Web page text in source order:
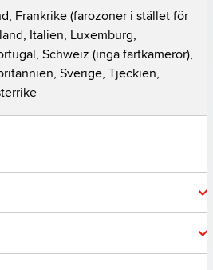
Frankrike (farozoner i stället för
Italien, Luxemburg,
Schweiz (inga fartkameror),
Sverige, Tjeckien,
Bahrain